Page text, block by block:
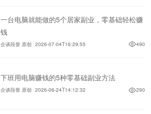
一台电脑就能做的5个居家副业，零基础轻松赚
钱
企谈段誉 原创 2026-07-04T16:29:55 490
下班用电脑赚钱的5种零基础副业方法
企谈段誉 原创 2026-06-24T14:12:32 290